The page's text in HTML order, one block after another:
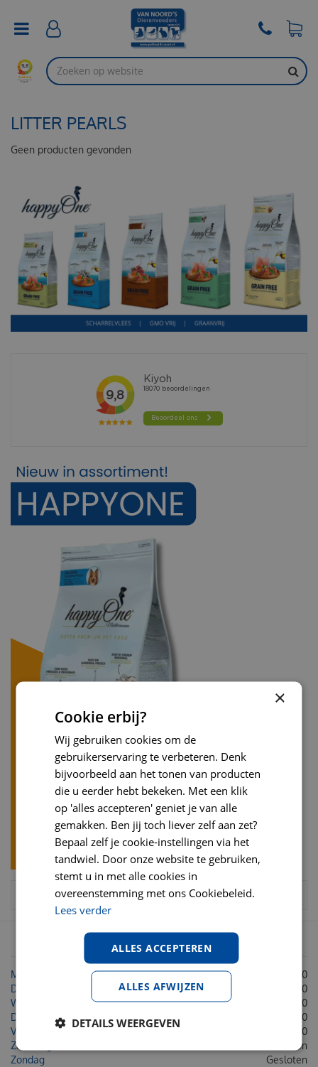
LITTER PEARLS
Geen producten gevonden
Maandag
08:30 - 18:00
Dinsdag
08:30 - 18:00
Woensdag
08:30 - 18:00
Donderdag
08:30 - 18:00
Vrijdag
08:30 - 18:00
Zaterdag
Gesloten
Zondag
Gesloten
×
Cookie erbij?
Wij gebruiken cookies om de
gebruikerservaring te verbeteren. Denk
bijvoorbeeld aan het tonen van producten
die u eerder hebt bekeken. Met een klik
op 'alles accepteren' geniet je van alle
gemakken. Ben jij toch liever zelf aan zet?
Bepaal zelf je cookie-instellingen via het
tandwiel. Door onze website te gebruiken,
stemt u in met alle cookies in
overeenstemming met ons Cookiebeleid.
Lees verder
ALLES ACCEPTEREN
ALLES AFWIJZEN
DETAILS WEERGEVEN